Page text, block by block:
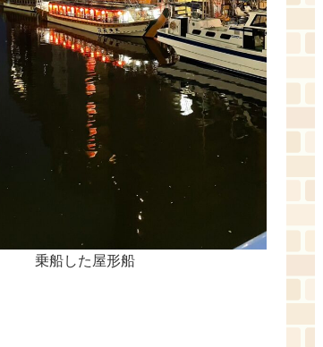
乗船した屋形船